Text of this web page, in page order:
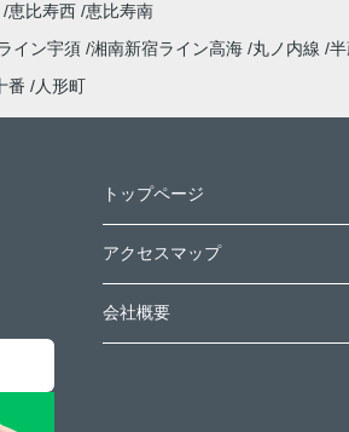
恵比寿西 恵比寿南
イン宇須 湘南新宿ライン高海 丸ノ内線
番 人形町
トップページ
アクセスマップ
会社概要